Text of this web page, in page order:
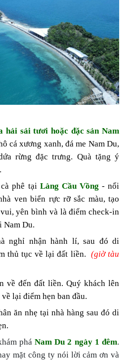
hải sải tươi hoặc đặc sản Nam
cá xương xanh, đá me Nam Du,
rừng đặc trưng. Quà tặng ý
.
phê tại Làng Cầu Vồng - nổi
ven biển rực rỡ sắc màu, tạo
yên bình và là điểm check-in
Nam Du.
nghỉ nhận hành lí, sau đó di
thủ tục về lại đất liền. (giờ tàu
về đến đất liền. Quý khách lên
lại điểm hẹn ban đầu.
ăn nhẹ tại nhà hàng sau đó di
pháNam Du 2 ngày 1 đêm.
mặt công ty nói lời cảm ơn và